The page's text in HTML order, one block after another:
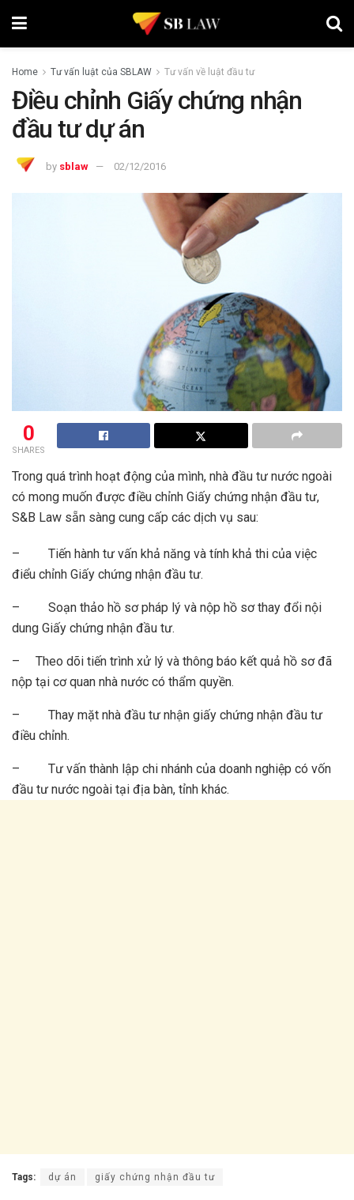
Home Tư vấn luật của SBLAW Tư vấn về luật đầu tư
Điều chỉnh Giấy chứng nhận
đầu tư dự án
by sblaw 02/12/2016
0
SHARES
Trong quá trình hoạt động của mình, nhà đầu tư nước ngoài
có mong muốn được điều chỉnh Giấy chứng nhận đầu tư,
S&B Law sẵn sàng cung cấp các dịch vụ sau:
– Tiến hành tư vấn khả năng và tính khả thi của việc
điểu chỉnh Giấy chứng nhận đầu tư.
– Soạn thảo hồ sơ pháp lý và nộp hồ sơ thay đổi nội
dung Giấy chứng nhận đầu tư.
– Theo dõi tiến trình xử lý và thông báo kết quả hồ sơ đã
nộp tại cơ quan nhà nước có thẩm quyền.
– Thay mặt nhà đầu tư nhận giấy chứng nhận đầu tư
điều chỉnh.
– Tư vấn thành lập chi nhánh của doanh nghiệp có vốn
đầu tư nước ngoài tại địa bàn, tỉnh khác.
Tags: dự án giấy chứng nhận đầu tư